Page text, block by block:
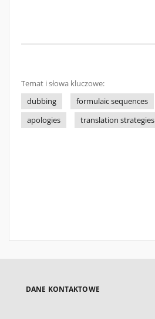
Temat i słowa kluczowe:
dubbing
formulaic sequences
apologies
translation strategies
DANE KONTAKTOWE